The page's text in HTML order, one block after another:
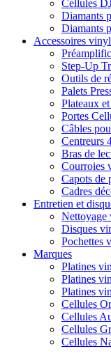
Cellules
Diamants
Diamants
Accessoires
Step-Up
Outils de
Palets
Plateaux
Portes
Câbles
Centreurs
Bras de
Courroies
Capots de
Cadres
Entretien et
Nettoyage
Disques
Pochettes
Marques
Platines
Platines
Platines
Cellules
Cellules
Cellules
Cellules